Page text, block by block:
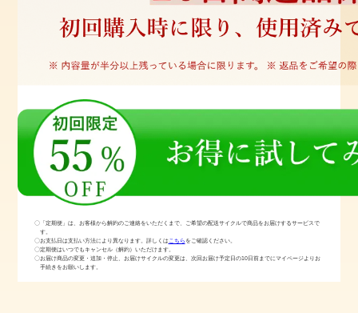
〇「定期便」は、お客様から解約のご連絡をいただくまで、ご希望の配送サイクルで商品をお届けするサービスで
す。
〇お支払日は支払い方法により異なります。詳しくはこちら をご確認ください。
〇定期便はいつでもキャンセル（解約）いただけます。
〇お届け商品の変更・追加・停止、お届けサイクルの変更は、次回お届け予定日の10日前までにマイページよりお
手続きをお願いします。